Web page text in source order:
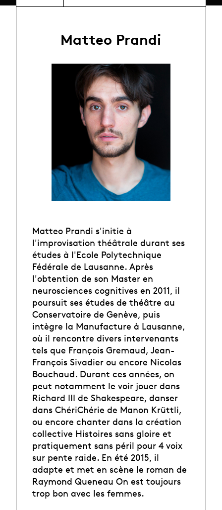
Matteo Prandi
Matteo Prandi s'initie à
l'improvisation théâtrale durant ses
études à l'Ecole Polytechnique
Fédérale de Lausanne. Après
l'obtention de son Master en
neurosciences cognitives en 2011, il
poursuit ses études de théâtre au
Conservatoire de Genève, puis
intègre la Manufacture à Lausanne,
où il rencontre divers intervenants
tels que François Gremaud, Jean-
François Sivadier ou encore Nicolas
Bouchaud. Durant ces années, on
peut notamment le voir jouer dans
Richard III de Shakespeare, danser
dans ChériChérie de Manon Krüttli,
ou encore chanter dans la création
collective Histoires sans gloire et
pratiquement sans péril pour 4 voix
sur pente raide. En été 2015, il
adapte et met en scène le roman de
Raymond Queneau On est toujours
trop bon avec les femmes.